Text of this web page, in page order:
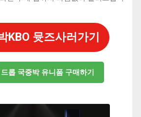
KBO 뮷즈사러가기
롭 국중박 유니폼 구매하기